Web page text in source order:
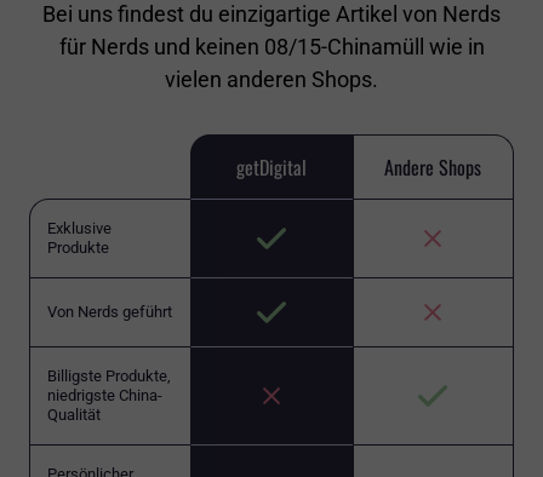
Bei uns findest du einzigartige Artikel von Nerds
für Nerds und keinen 08/15-Chinamüll wie in
vielen anderen Shops.
getDigital Andere Shops
Exklusive
Produkte
Von Nerds geführt
Billigste Produkte,
niedrigste China-
Qualität